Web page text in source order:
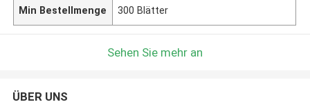
Min Bestellmenge 300 Blätter
Sehen Sie mehr an
ÜBER UNS